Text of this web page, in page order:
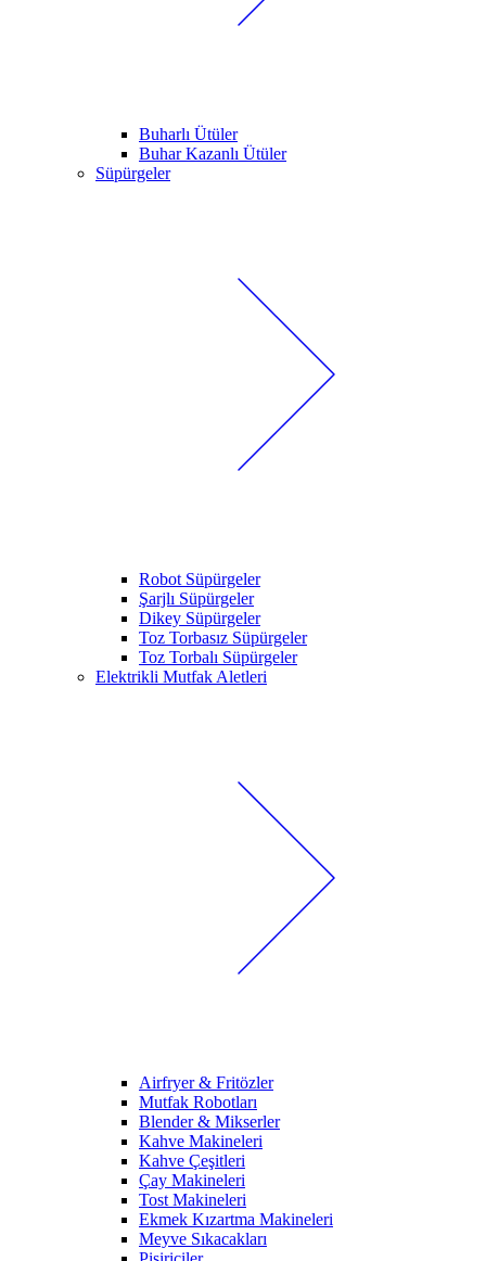
Buharlı Ütüler
Buhar Kazanlı Ütüler
Süpürgeler
Robot Süpürgeler
Şarjlı Süpürgeler
Dikey Süpürgeler
Toz Torbasız Süpürgeler
Toz Torbalı Süpürgeler
Elektrikli Mutfak Aletleri
Airfryer & Fritözler
Mutfak Robotları
Blender & Mikserler
Kahve Makineleri
Kahve Çeşitleri
Çay Makineleri
Tost Makineleri
Ekmek Kızartma Makineleri
Meyve Sıkacakları